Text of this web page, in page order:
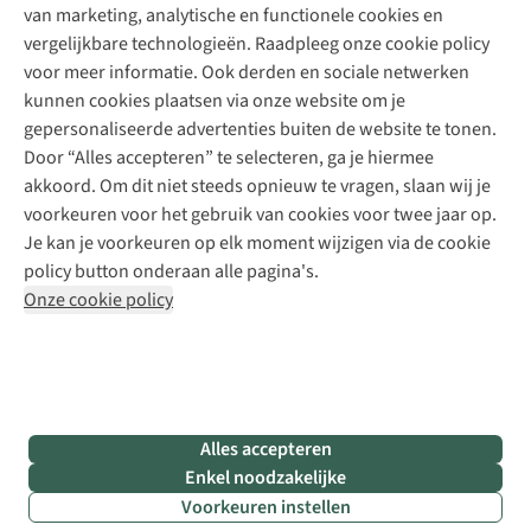
van marketing, analytische en functionele cookies en
vergelijkbare technologieën. Raadpleeg onze cookie policy
voor meer informatie. Ook derden en sociale netwerken
kunnen cookies plaatsen via onze website om je
gepersonaliseerde advertenties buiten de website te tonen.
Door “Alles accepteren” te selecteren, ga je hiermee
akkoord. Om dit niet steeds opnieuw te vragen, slaan wij je
voorkeuren voor het gebruik van cookies voor twee jaar op.
Je kan je voorkeuren op elk moment wijzigen via de cookie
policy button onderaan alle pagina's.
Onze cookie policy
Alles accepteren
Enkel noodzakelijke
Voorkeuren instellen
Kledingherstelling
Retouches
Voor bedrijven
Explore Camp
Gear Check
Inspiratie & advies
Meld je aan voor de nieuwsbrief
Follow us
Disclaimer Privacy Policy
Algemene voorwaarden
Cookie Policy